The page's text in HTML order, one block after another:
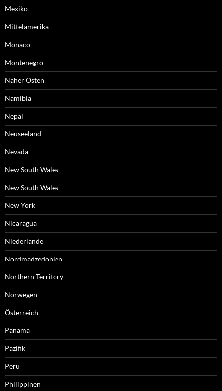
Mexiko
Mittelamerika
Monaco
Montenegro
Naher Osten
Namibia
Nepal
Neuseeland
Nevada
New South Wales
New South Wales
New York
Nicaragua
Niederlande
Nordmadzedonien
Northern Territory
Norwegen
Österreich
Panama
Pazifik
Peru
Philippinen